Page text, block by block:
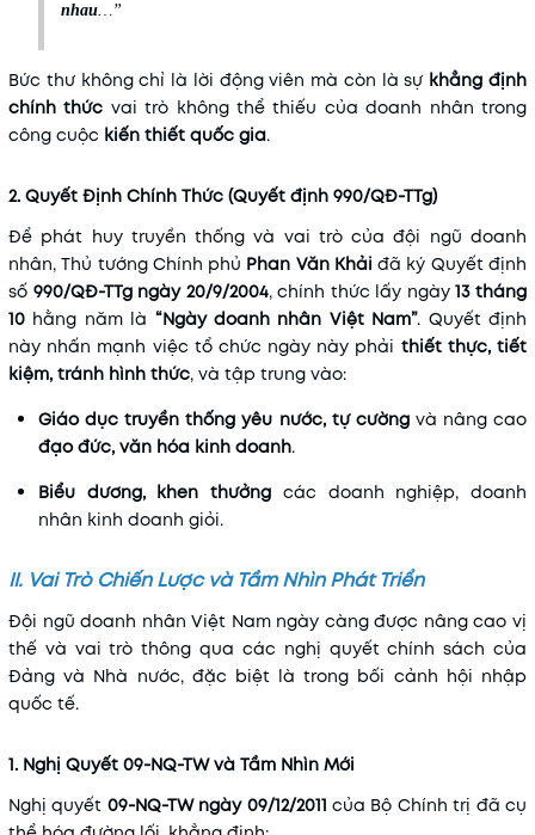
nhau…”
Bức thư không chỉ là lời động viên mà còn là sự khẳng định
chính thức vai trò không thể thiếu của doanh nhân trong
công cuộc kiến thiết quốc gia.
2. Quyết Định Chính Thức (Quyết định 990/QĐ-TTg)
Để phát huy truyền thống và vai trò của đội ngũ doanh
nhân, Thủ tướng Chính phủ Phan Văn Khải đã ký Quyết định
số 990/QĐ-TTg ngày 20/9/2004, chính thức lấy ngày13 tháng
10 hằng năm là “Ngày doanh nhân Việt Nam”. Quyết định
này nhấn mạnh việc tổ chức ngày này phải thiết thực, tiết
kiệm, tránh hình thức, và tập trung vào:
Giáo dục truyền thống yêu nước, tự cườngvà nâng cao
đạo đức, văn hóa kinh doanh.
Biểu dương, khen thưởng các doanh nghiệp, doanh
nhân kinh doanh giỏi.
II. Vai Trò Chiến Lược và Tầm Nhìn Phát Triển
Đội ngũ doanh nhân Việt Nam ngày càng được nâng cao vị
thế và vai trò thông qua các nghị quyết chính sách của
Đảng và Nhà nước, đặc biệt là trong bối cảnh hội nhập
quốc tế.
1. Nghị Quyết 09-NQ-TW và Tầm Nhìn Mới
Nghị quyết 09-NQ-TW ngày 09/12/2011 của Bộ Chính trị đã cụ